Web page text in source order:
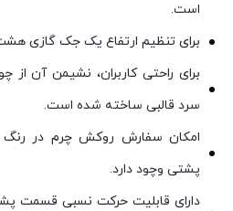
است.
برای تنظیم ارتفاع یک جک گازی
برای راحتی کاربران، نشیمن آن
سرد قالبی ساخته شده است.
امکان سفارش روکش چرم در
پشتی وچود دارد.
دارای قابلیت حرکت نسبی قسمت